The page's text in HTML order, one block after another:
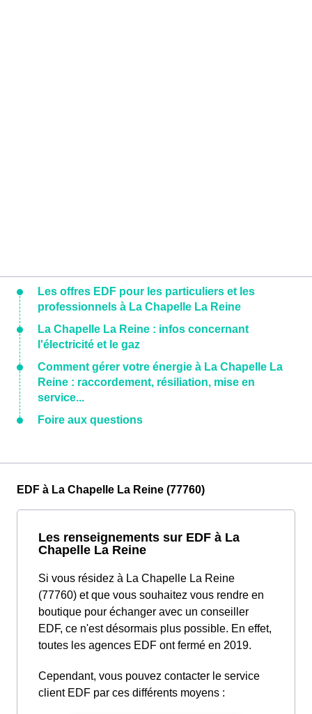
Les offres EDF pour les particuliers et les
professionnels à La Chapelle La Reine
La Chapelle La Reine : infos concernant
l'électricité et le gaz
Comment gérer votre énergie à La Chapelle La
Reine : raccordement, résiliation, mise en
service...
Foire aux questions
EDF à La Chapelle La Reine (77760)
Les renseignements sur EDF à La
Chapelle La Reine
Si vous résidez à La Chapelle La Reine
(77760) et que vous souhaitez vous rendre en
boutique pour échanger avec un conseiller
EDF, ce n'est désormais plus possible. En effet,
toutes les agences EDF ont fermé en 2019.
Cependant, vous pouvez contacter le service
client EDF par ces différents moyens :